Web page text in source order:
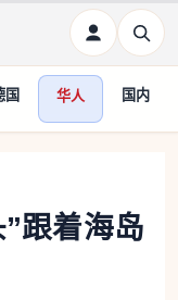
国 华人 国内
跟着海岛